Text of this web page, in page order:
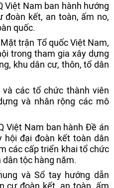
Việt Nam ban hành hướng
đoàn kết, an toàn, ấm no,
quốc.
trận Tổ quốc Việt Nam,
trong tham gia xây dựng
khu dân cư, thôn, tổ dân
các tổ chức thành viên
và nhân rộng các mô
Việt Nam ban hành Đề án
hội đại đoàn kết toàn dân
các cấp triển khai tổ chức
tộc hàng năm.
và Sổ tay hướng dẫn
cư đoàn kết, an toàn, ấm